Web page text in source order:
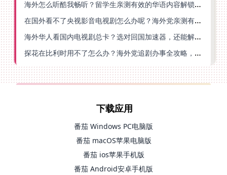
海外怎么听酷我畅听？留学生亲测有效的华语内容解锁指南
在国外看不了央视影音电视剧怎么办呢？海外党亲测有效的回国加速方案
海外华人看国内电视剧总卡？选对回国加速器，还能解决菲律宾打不开反诈中心的问题
探花在比利时用不了怎么办？海外党追剧办事全攻略，选对加速器就够了
下载应用
番茄 Windows PC电脑版
番茄 macOS苹果电脑版
番茄 ios苹果手机版
番茄 Android安卓手机版